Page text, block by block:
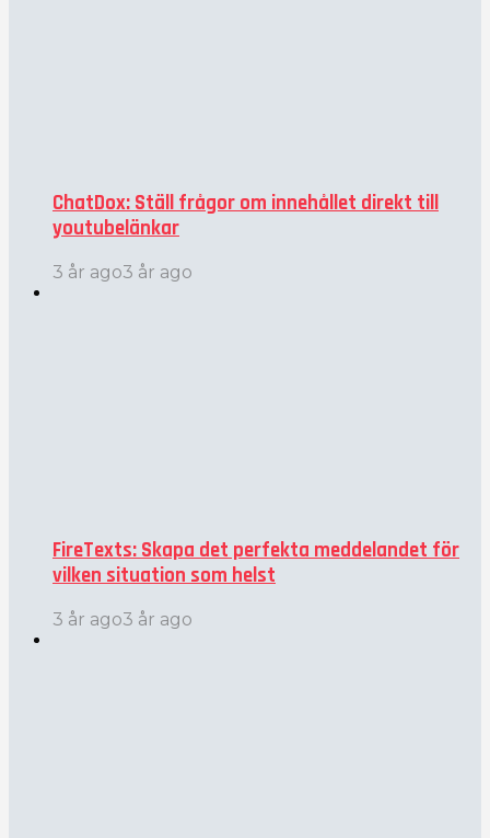
ChatDox: Ställ frågor om innehållet direkt till
youtubelänkar
3 år ago3 år ago
FireTexts: Skapa det perfekta meddelandet för
vilken situation som helst
3 år ago3 år ago